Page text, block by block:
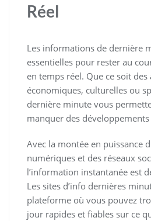
Réel
Les informations de dernière
essentielles pour rester au
en temps réel. Que ce soit
économiques, culturelles ou
dernière minute vous
manquer des
Avec la montée en puissance
numériques et des réseaux
l’information instantanée est
Les sites d’info dernières
plateforme où vous pouvez
jour rapides et fiables sur ce